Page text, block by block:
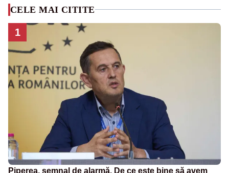
CELE MAI CITITE
1
Piperea, semnal de alarmă. De ce este bine să avem